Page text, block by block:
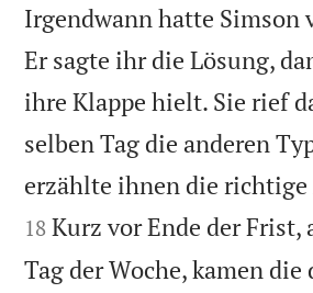
Irgendwann hatte Simson
Er sagte ihr die Lösung,
ihre Klappe hielt. Sie rief
selben Tag die anderen
erzählte ihnen die
18 Kurz vor Ende der Frist,
Tag der Woche, kamen die